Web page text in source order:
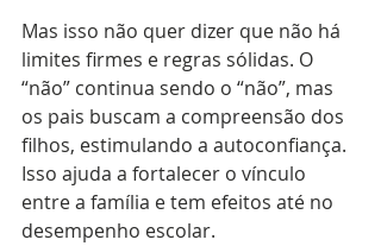
Mas isso não quer dizer que não há
limites firmes e regras sólidas. O
“não” continua sendo o “não”, mas
os pais buscam a compreensão dos
filhos, estimulando a autoconfiança.
Isso ajuda a fortalecer o vínculo
entre a família e tem efeitos até no
desempenho escolar.